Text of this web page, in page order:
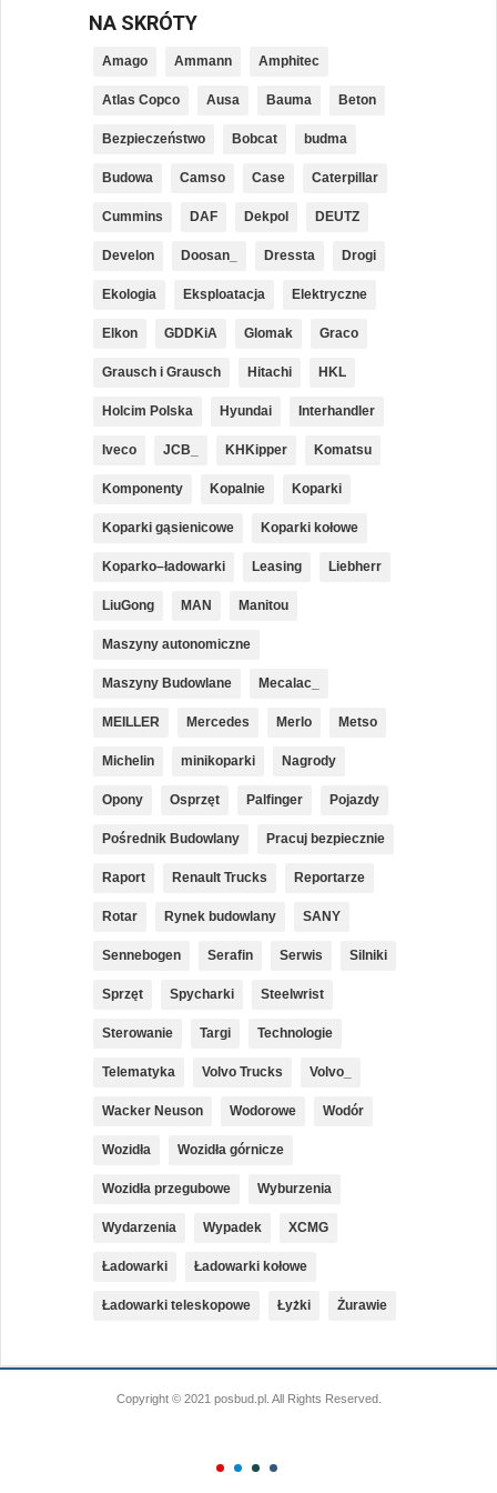
NA SKRÓTY
Amago Ammann Amphitec
Atlas Copco Ausa Bauma Beton
Bezpieczeństwo Bobcat budma
Budowa Camso Case Caterpillar
Cummins DAF Dekpol DEUTZ
Develon Doosan_ Dressta Drogi
Ekologia Eksploatacja Elektryczne
Elkon GDDKiA Glomak Graco
Grausch i Grausch Hitachi HKL
Holcim Polska Hyundai Interhandler
Iveco JCB_ KHKipper Komatsu
Komponenty Kopalnie Koparki
Koparki gąsienicowe Koparki kołowe
Koparko–ładowarki Leasing Liebherr
LiuGong MAN Manitou
Maszyny autonomiczne
Maszyny Budowlane Mecalac_
MEILLER Mercedes Merlo Metso
Michelin minikoparki Nagrody
Opony Osprzęt Palfinger Pojazdy
Pośrednik Budowlany Pracuj bezpiecznie
Raport Renault Trucks Reportarze
Rotar Rynek budowlany SANY
Sennebogen Serafin Serwis Silniki
Sprzęt Spycharki Steelwrist
Sterowanie Targi Technologie
Telematyka Volvo Trucks Volvo_
Wacker Neuson Wodorowe Wodór
Wozidła Wozidła górnicze
Wozidła przegubowe Wyburzenia
Wydarzenia Wypadek XCMG
Ładowarki Ładowarki kołowe
Ładowarki teleskopowe Łyżki Żurawie
Copyright © 2021 posbud.pl. All Rights Reserved.